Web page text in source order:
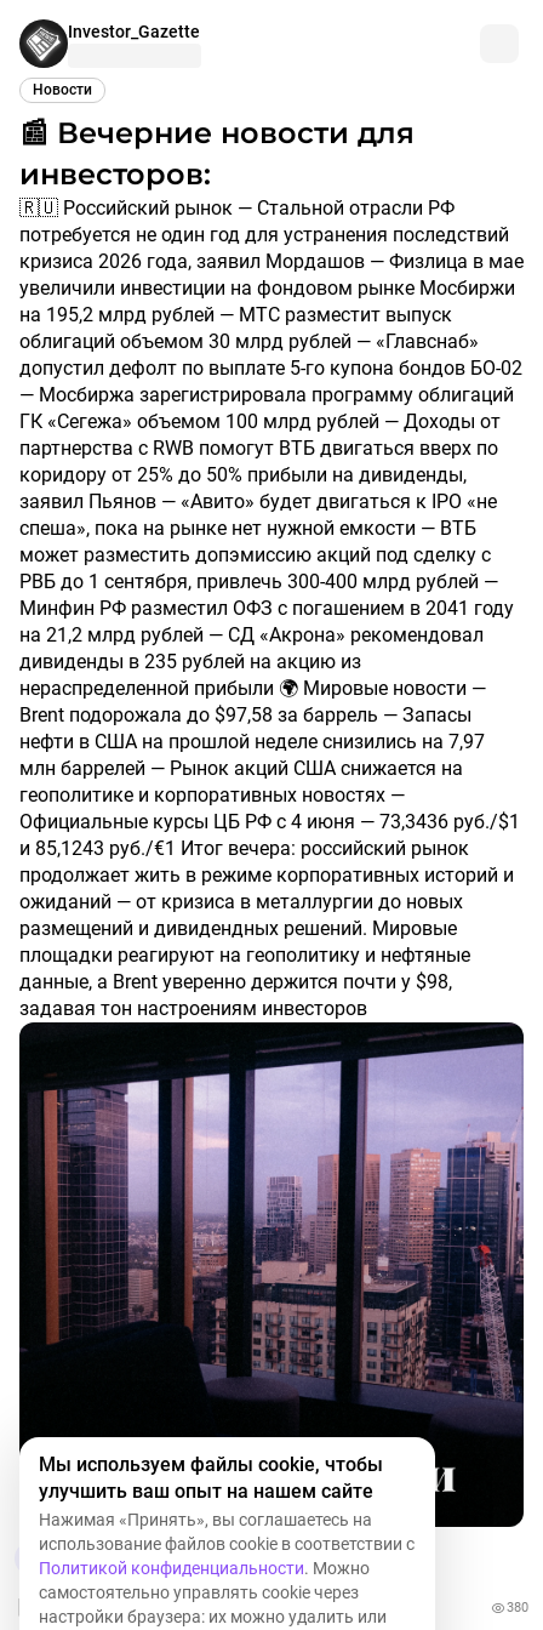
Investor_Gazette
Новости
📰 Вечерние новости для
инвесторов:
🇷🇺 Российский рынок — Стальной отрасли РФ
потребуется не один год для устранения последствий
кризиса 2026 года, заявил Мордашов — Физлица в мае
увеличили инвестиции на фондовом рынке Мосбиржи
на 195,2 млрд рублей — МТС разместит выпуск
облигаций объемом 30 млрд рублей — «Главснаб»
допустил дефолт по выплате 5-го купона бондов БО-02
— Мосбиржа зарегистрировала программу облигаций
ГК «Сегежа» объемом 100 млрд рублей — Доходы от
партнерства с RWB помогут ВТБ двигаться вверх по
коридору от 25% до 50% прибыли на дивиденды,
заявил Пьянов — «Авито» будет двигаться к IPO «не
спеша», пока на рынке нет нужной емкости — ВТБ
может разместить допэмиссию акций под сделку с
РВБ до 1 сентября, привлечь 300-400 млрд рублей —
Минфин РФ разместил ОФЗ с погашением в 2041 году
на 21,2 млрд рублей — СД «Акрона» рекомендовал
дивиденды в 235 рублей на акцию из
нераспределенной прибыли 🌍 Мировые новости —
Brent подорожала до $97,58 за баррель — Запасы
нефти в США на прошлой неделе снизились на 7,97
млн баррелей — Рынок акций США снижается на
геополитике и корпоративных новостях —
Официальные курсы ЦБ РФ с 4 июня — 73,3436 руб./$1
и 85,1243 руб./€1 Итог вечера: российский рынок
продолжает жить в режиме корпоративных историй и
ожиданий — от кризиса в металлургии до новых
размещений и дивидендных решений. Мировые
площадки реагируют на геополитику и нефтяные
данные, а Brent уверенно держится почти у $98,
задавая тон настроениям инвесторов
380
Мы используем файлы cookie, чтобы
улучшить ваш опыт на нашем сайте
Нажимая «Принять», вы соглашаетесь на
использование файлов cookie в соответствии с
Политикой конфиденциальности. Можно
самостоятельно управлять cookie через
настройки браузера: их можно удалить или